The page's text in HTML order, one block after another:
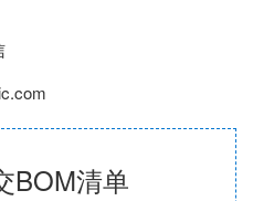
BOM清单